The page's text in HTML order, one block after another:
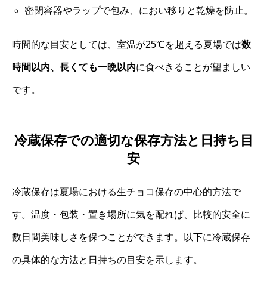
密閉容器やラップで包み、におい移りと乾燥を防止。
時間的な目安としては、室温が25℃を超える夏場では数
時間以内、長くても一晩以内に食べきることが望ましい
です。
冷蔵保存での適切な保存方法と日持ち目
安
冷蔵保存は夏場における生チョコ保存の中心的方法で
す。温度・包装・置き場所に気を配れば、比較的安全に
数日間美味しさを保つことができます。以下に冷蔵保存
の具体的な方法と日持ちの目安を示します。